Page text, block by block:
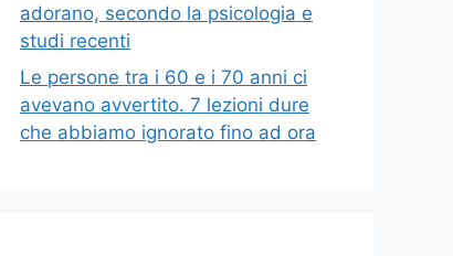
adorano, secondo la psicologia e
studi recenti
Le persone tra i 60 e i 70 anni ci
avevano avvertito. 7 lezioni dure
che abbiamo ignorato fino ad ora